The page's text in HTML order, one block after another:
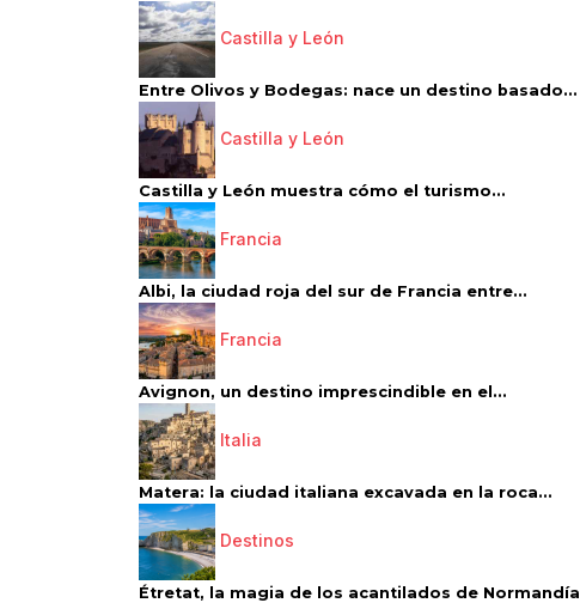
Castilla y León
Entre Olivos y Bodegas: nace un destino basado...
Castilla y León
Castilla y León muestra cómo el turismo...
Francia
Albi, la ciudad roja del sur de Francia entre...
Francia
Avignon, un destino imprescindible en el...
Italia
Matera: la ciudad italiana excavada en la roca...
Destinos
Étretat, la magia de los acantilados de Normandía